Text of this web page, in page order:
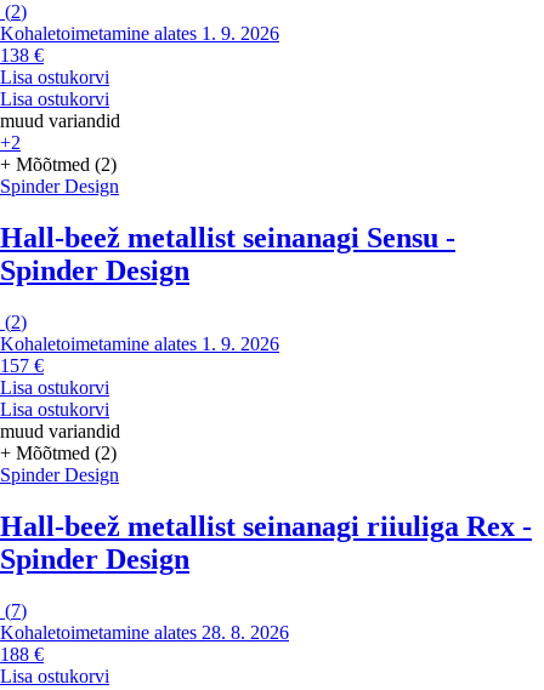
(2)
Kohaletoimetamine alates 1. 9. 2026
138 €
Lisa ostukorvi
Lisa ostukorvi
muud variandid
+2
+ Mõõtmed (2)
Spinder Design
Hall-beež metallist seinanagi Sensu -
Spinder Design
(2)
Kohaletoimetamine alates 1. 9. 2026
157 €
Lisa ostukorvi
Lisa ostukorvi
muud variandid
+ Mõõtmed (2)
Spinder Design
Hall-beež metallist seinanagi riiuliga Rex -
Spinder Design
(7)
Kohaletoimetamine alates 28. 8. 2026
188 €
Lisa ostukorvi